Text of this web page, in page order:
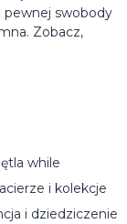
pewnej swobody
Zobacz,
while
i kolekcje
i dziedziczenie